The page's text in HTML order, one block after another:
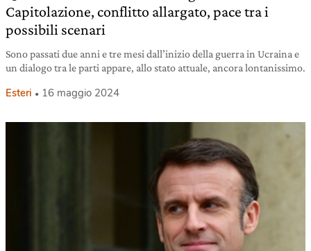
Capitolazione, conflitto allargato, pace tra i
possibili scenari
Sono passati due anni e tre mesi dall’inizio della guerra in Ucraina e
un dialogo tra le parti appare, allo stato attuale, ancora lontanissimo.
Esteri 16 maggio 2024